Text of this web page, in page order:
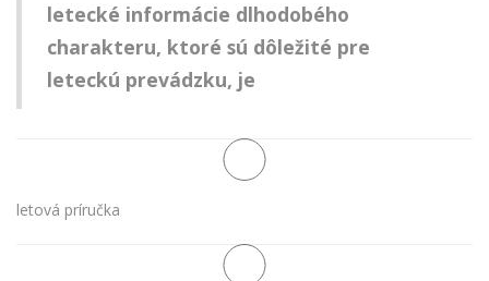
letecké informácie dlhodobého
charakteru, ktoré sú dôležité pre
leteckú prevádzku, je
letová príručka